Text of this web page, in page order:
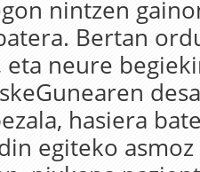
nintzen
Bertan
eta neure
hasiera
egiteko